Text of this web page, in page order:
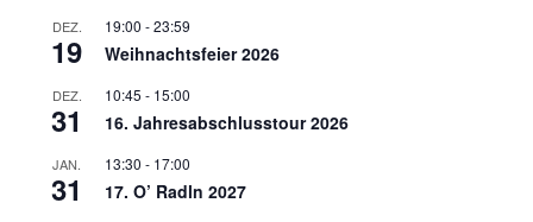
DEZ.
19
19:00 -23:59
Weihnachtsfeier 2026
DEZ.
31
10:45 - 15:00
16. Jahresabschlusstour 2026
JAN.
31
13:30 - 17:00
17. O’ Radln 2027